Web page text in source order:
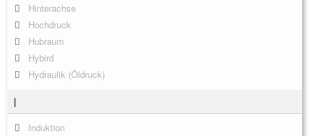
Hinterachse
Hochdruck
Hubraum
Hybird
Hydraulik (Öldruck)
I
Induktion